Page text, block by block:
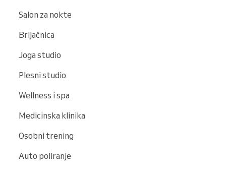
Salon za nokte
Brijačnica
Joga studio
Plesni studio
Wellness i spa
Medicinska klinika
Osobni trening
Auto poliranje